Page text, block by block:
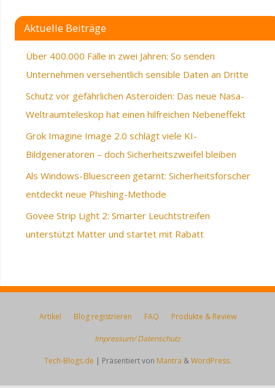
Aktuelle Beiträge
Über 400.000 Fälle in zwei Jahren: So senden
Unternehmen versehentlich sensible Daten an Dritte
Schutz vor gefährlichen Asteroiden: Das neue Nasa-
Weltraumteleskop hat einen hilfreichen Nebeneffekt
Grok Imagine Image 2.0 schlägt viele KI-
Bildgeneratoren – doch Sicherheitszweifel bleiben
Als Windows-Bluescreen getarnt: Sicherheitsforscher
entdeckt neue Phishing-Methode
Govee Strip Light 2: Smarter Leuchtstreifen
unterstützt Matter und startet mit Rabatt
Artikel Blog registrieren FAQ Produkte & Review
Impressum/ Datenschutz
Tech-Blogs.de | Präsentiert von Mantra &WordPress.